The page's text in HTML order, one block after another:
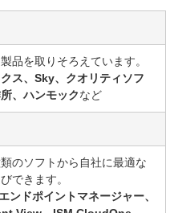
品を取りそろえています。
ス、Sky、クオリティソフ
、ハンモックなど
のソフトから自社に最適な
できます。
ンドポイントマネージャー、